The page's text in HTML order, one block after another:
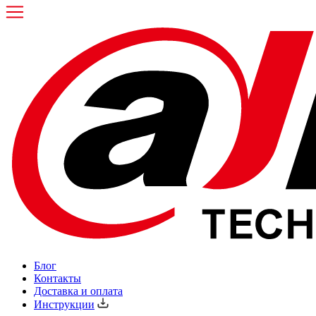
Блог
Контакты
Доставка и оплата
Инструкции